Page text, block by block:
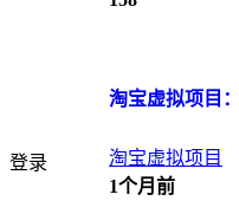
登录
淘宝虚拟项目
淘宝虚拟项目
1个月前